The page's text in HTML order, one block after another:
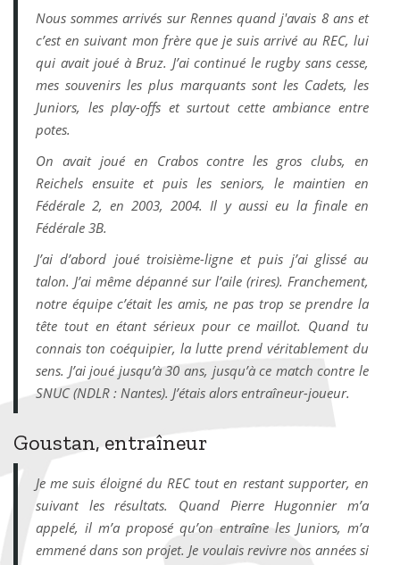
Nous sommes arrivés sur Rennes quand j'avais 8 ans et
c’est en suivant mon frère que je suis arrivé au REC, lui
qui avait joué à Bruz. J’ai continué le rugby sans cesse,
mes souvenirs les plus marquants sont les Cadets, les
Juniors, les play-offs et surtout cette ambiance entre
potes.
On avait joué en Crabos contre les gros clubs, en
Reichels ensuite et puis les seniors, le maintien en
Fédérale 2, en 2003, 2004. Il y aussi eu la finale en
Fédérale 3B.
J’ai d’abord joué troisième-ligne et puis j’ai glissé au
talon. J’ai même dépanné sur l’aile (rires). Franchement,
notre équipe c’était les amis, ne pas trop se prendre la
tête tout en étant sérieux pour ce maillot. Quand tu
connais ton coéquipier, la lutte prend véritablement du
sens. J’ai joué jusqu’à 30 ans, jusqu’à ce match contre le
SNUC (NDLR : Nantes). J’étais alors entraîneur-joueur.
Goustan, entraîneur
Je me suis éloigné du REC tout en restant supporter, en
suivant les résultats. Quand Pierre Hugonnier m’a
appelé, il m’a proposé qu’on entraîne les Juniors, m’a
emmené dans son projet. Je voulais revivre nos années si